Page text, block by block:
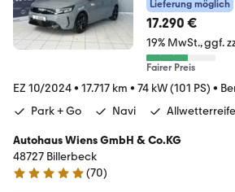
Lieferung möglich
17.290 €
19% MwSt. ggf.
Fairer Preis
EZ 10/2024• 17.717 km • 74 kW (101 PS) •
Park + Go
Navi
Autohaus Wiens GmbH & Co.KG
48727 Billerbeck
4.8 Sterne
(70)